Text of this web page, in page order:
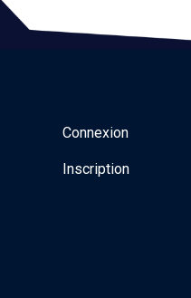
Connexion
Inscription